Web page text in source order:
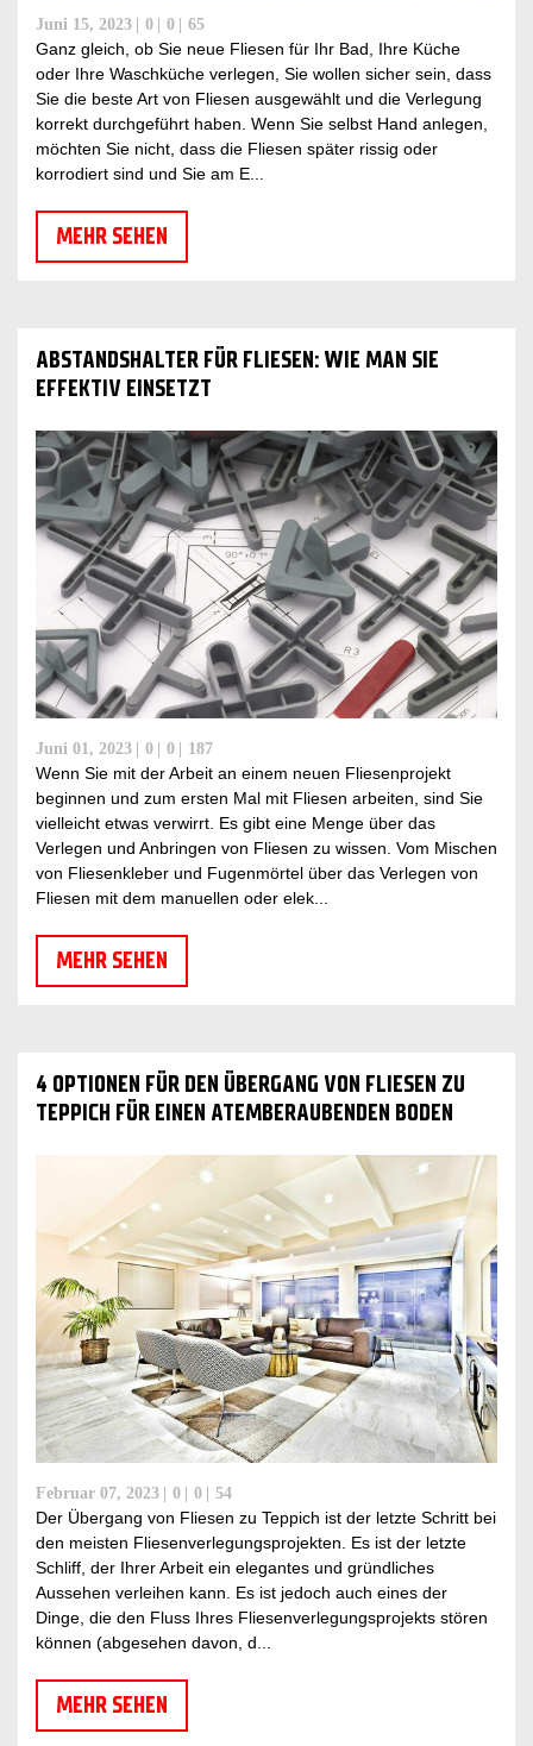
Juni 15, 2023 0 0 65
Ganz gleich, ob Sie neue Fliesen für Ihr Bad, Ihre Küche
oder Ihre Waschküche verlegen, Sie wollen sicher sein, dass
Sie die beste Art von Fliesen ausgewählt und die Verlegung
korrekt durchgeführt haben. Wenn Sie selbst Hand anlegen,
möchten Sie nicht, dass die Fliesen später rissig oder
korrodiert sind und Sie am E...
MEHR SEHEN
ABSTANDSHALTER FÜR FLIESEN: WIE MAN SIE
EFFEKTIV EINSETZT
Juni 01, 2023 0 0 187
Wenn Sie mit der Arbeit an einem neuen Fliesenprojekt
beginnen und zum ersten Mal mit Fliesen arbeiten, sind Sie
vielleicht etwas verwirrt. Es gibt eine Menge über das
Verlegen und Anbringen von Fliesen zu wissen. Vom Mischen
von Fliesenkleber und Fugenmörtel über das Verlegen von
Fliesen mit dem manuellen oder elek...
MEHR SEHEN
4 OPTIONEN FÜR DEN ÜBERGANG VON FLIESEN ZU
TEPPICH FÜR EINEN ATEMBERAUBENDEN BODEN
Februar 07, 2023 0 0 54
Der Übergang von Fliesen zu Teppich ist der letzte Schritt bei
den meisten Fliesenverlegungsprojekten. Es ist der letzte
Schliff, der Ihrer Arbeit ein elegantes und gründliches
Aussehen verleihen kann. Es ist jedoch auch eines der
Dinge, die den Fluss Ihres Fliesenverlegungsprojekts stören
können (abgesehen davon, d...
MEHR SEHEN